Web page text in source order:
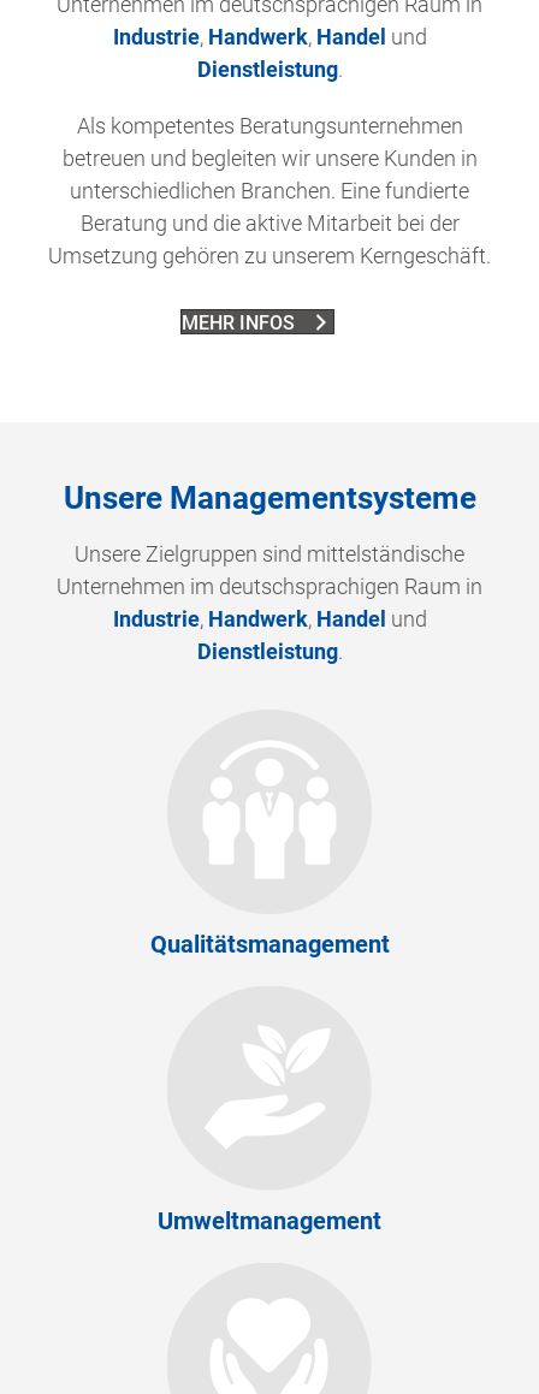
Industrie, Handwerk, Handel und
Dienstleistung.
Als kompetentes Beratungsunternehmen
betreuen und begleiten wir unsere Kunden in
unterschiedlichen Branchen. Eine fundierte
Beratung und die aktive Mitarbeit bei der
Umsetzung gehören zu unserem Kerngeschäft.
MEHR INFOS
Unsere Managementsysteme
Unsere Zielgruppen sind mittelständische
Unternehmen im deutschsprachigen Raum in
Industrie, Handwerk, Handel und
Dienstleistung.
Qualitätsmanagement
Umweltmanagement